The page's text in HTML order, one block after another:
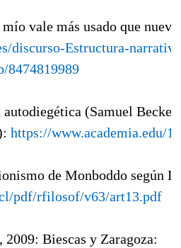
vale más usado que
discurso-Estructura-
8474819989
(Samuel
https://www.academia.edu/
de Monboddo según
pdf/rfilosof/v63/art13.pdf
2009: Biescas y Zaragoza: